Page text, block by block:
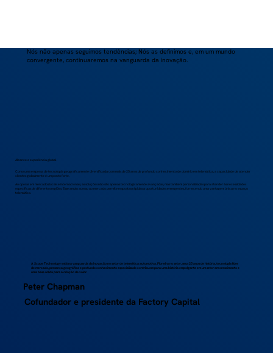
Nós não apenas seguimos tendências; Nós as definimos e, em um mundo
convergente, continuaremos na vanguarda da inovação.
A Scope Technology está na vanguarda da inovação no setor de telemática automotiva. Pioneira no setor, seus 25 anos de história, tecnologia líder
de mercado, presença geográfica e profundo conhecimento especializado contribuem para uma história empolgante em um setor em crescimento e
uma base sólida para a criação de valor.
Peter Chapman
Cofundador e presidente da Factory Capital
Alcance e experiência global
Como uma empresa de tecnologia geograficamente diversificada com mais de 25 anos de profundo conhecimento de domínio em telemática, a capacidade de atender
clientes globalmente é um ponto forte.
Ao operar em mercados locais e internacionais, as soluções não são apenas tecnologicamente avançadas, mas também personalizadas para atender às necessidades
específicas de diferentes regiões. Esse amplo acesso ao mercado permite respostas rápidas a oportunidades emergentes, fornecendo uma vantagem única no espaço
telemático.